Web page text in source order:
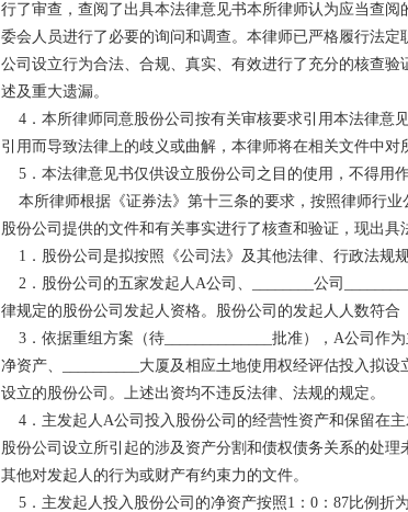
行了审查，查阅了出具本法律意见书本所律师认为应当查
委会人员进行了必要的询问和调查。本律师已严格履行法
公司设立行为合法、合规、真实、有效进行了充分的核查
述及重大遗漏。
4．本所律师同意股份公司按有关审核要求引用本法律意
引用而导致法律上的歧义或曲解，本律师将在相关文件中对
5．本法律意见书仅供设立股份公司之目的使用，不得用作
本所律师根据《证券法》第十三条的要求，按照律师行
股份公司提供的文件和有关事实进行了核查和验证，现出具
1．股份公司是拟按照《公司法》及其他法律、行政法规
2．股份公司的五家发起人A公司、________公司
律规定的股份公司发起人资格。股份公司的发起人人数符合
3．依据重组方案（待______________批准），A公司作
净资产、__________大厦及相应土地使用权经评估投入拟
设立的股份公司。上述出资均不违反法律、法规的规定。
4．主发起人A公司投入股份公司的经营性资产和保留在
股份公司设立所引起的涉及资产分割和债权债务关系的处
其他对发起人的行为或财产有约束力的文件。
5．主发起人投入股份公司的净资产按照1：0：87比例折